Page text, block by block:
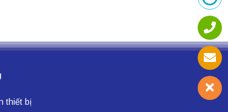
thiết bị